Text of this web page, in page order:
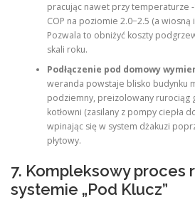
pracując nawet przy temperaturze -
COP na poziomie 2.0−2.5 (a wiosną
Pozwala to obniżyć koszty
skali roku.
Podłączenie pod domowy
weranda powstaje blisko budynku
podziemny, preizolowany rurociąg
kotłowni (zasilany z pompy ciepła
wpinając się w system dżakuzi
płytowy.
7. Kompleksowy proces
systemie „Pod Klucz”